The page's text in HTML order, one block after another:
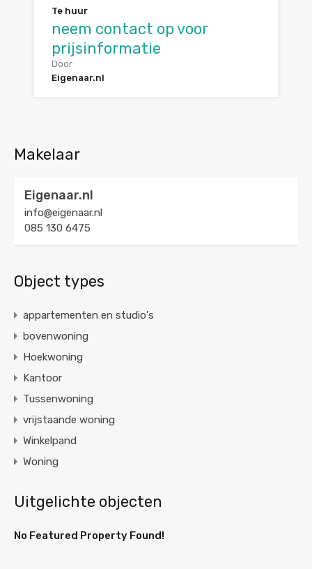
Te huur
neem contact op voor
prijsinformatie
Door
Eigenaar.nl
Makelaar
Eigenaar.nl
info@eigenaar.nl
085 130 6475
Object types
appartementen en studio's
bovenwoning
Hoekwoning
Kantoor
Tussenwoning
vrijstaande woning
Winkelpand
Woning
Uitgelichte objecten
No Featured Property Found!